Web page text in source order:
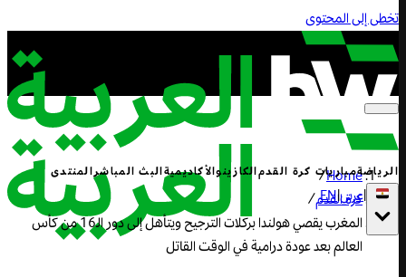
تخطى إلى المحتوى
الرياضةمباريات كرة القدمالكازينوالأكاديميةالبث المباشرالمنتدى
|عربي|
EN
Home
/
كرة القدم/
المغرب يقصي هولندا بركلات الترجيح ويتأهل إلى دور الـ16 من كأس
العالم بعد عودة درامية في الوقت القاتل